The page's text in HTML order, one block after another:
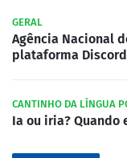
GERAL
Agência Nacional
plataforma Discord
CANTINHO DA LÍNGUA
Ia ou iria? Quando